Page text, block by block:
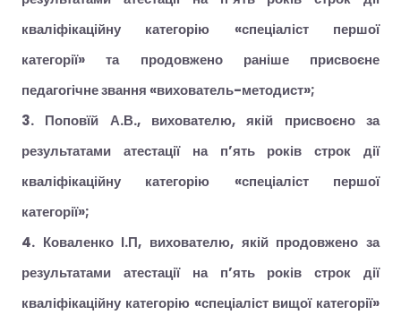
кваліфікаційну категорію «спеціаліст першої
категорії» та продовжено раніше присвоєне
педагогічне звання «вихователь-методист»;
3. Поповїй А.В., вихователю, якій присвоєно за
результатами атестації на п’ять років строк дії
кваліфікаційну категорію «спеціаліст першої
категорії»;
4. Коваленко І.П, вихователю, якій продовжено за
результатами атестації на п’ять років строк дії
кваліфікаційну категорію «спеціаліст вищої категорії»